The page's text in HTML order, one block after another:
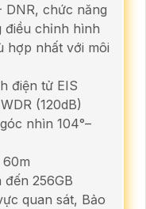
DNR, chức năng
điều chỉnh hình
hợp nhất với môi
điện tử EIS
(120dB)
nhìn 104°–
256GB
quan sát, Bảo